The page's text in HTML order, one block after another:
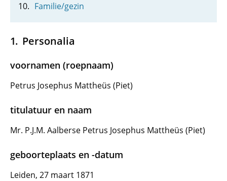
Familie/gezin
Personalia
voornamen (roepnaam)
Petrus Josephus Mattheüs (Piet)
titulatuur en naam
Mr. P.J.M. Aalberse Petrus Josephus Mattheüs (Piet)
geboorteplaats en -datum
Leiden, 27 maart 1871